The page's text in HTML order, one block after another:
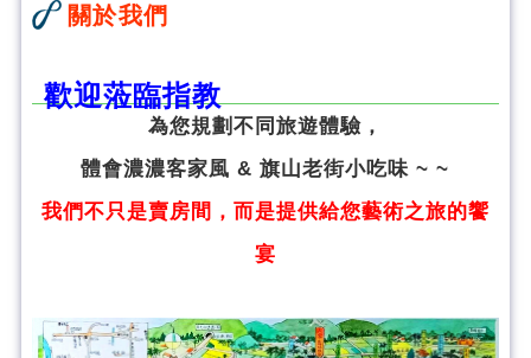
關於我們
歡迎蒞臨指教
為您規劃不同旅遊體驗，
體會濃濃客家風 & 旗山老街小吃味 ~ ~
我們不只是賣房間，而是提供給您藝術之旅的饗
宴